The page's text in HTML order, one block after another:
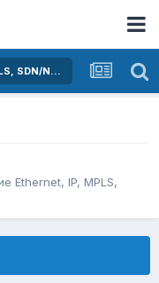
Активное оборудование Ethernet, IP, MPLS, SDN/NFV...
Ethernet, IP, MPLS,